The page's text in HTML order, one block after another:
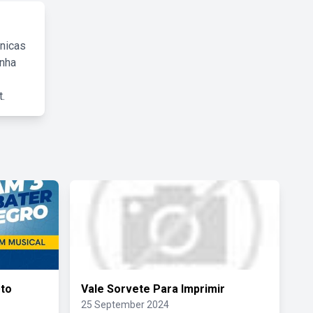
Vale Sorvete Para Imprimir
25 September 2024